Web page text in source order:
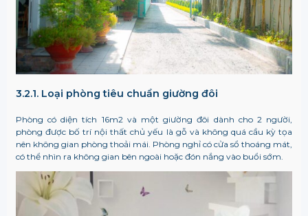
3.2.1. Loại phòng tiêu chuẩn giường đôi
Phòng có diện tích 16m2và một giường đôi dành cho 2 người,
phòng được bố trí nội thất chủ yếu là gỗ và không quá cầu kỳ tọa
nên không gian phòng thoải mái. Phòng nghỉ có cửa sổ thoáng mát,
có thể nhìn ra không gian bên ngoài hoặc đón nắng vào buổi sớm.